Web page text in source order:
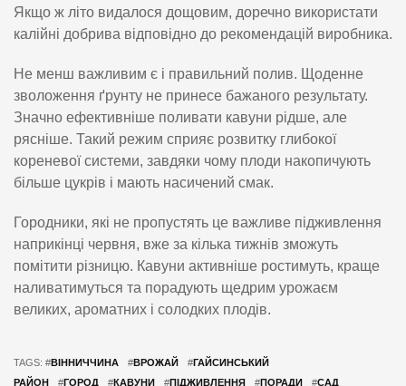
Якщо ж літо видалося дощовим, доречно використати
калійні добрива відповідно до рекомендацій виробника.
Не менш важливим є і правильний полив. Щоденне
зволоження ґрунту не принесе бажаного результату.
Значно ефективніше поливати кавуни рідше, але
рясніше. Такий режим сприяє розвитку глибокої
кореневої системи, завдяки чому плоди накопичують
більше цукрів і мають насичений смак.
Городники, які не пропустять це важливе підживлення
наприкінці червня, вже за кілька тижнів зможуть
помітити різницю. Кавуни активніше ростимуть, краще
наливатимуться та порадують щедрим урожаєм
великих, ароматних і солодких плодів.
TAGS: #ВІННИЧЧИНА #ВРОЖАЙ #ГАЙСИНСЬКИЙ
РАЙОН
#ГОРОД #КАВУНИ #ПІДЖИВЛЕННЯ #ПОРАДИ #САД